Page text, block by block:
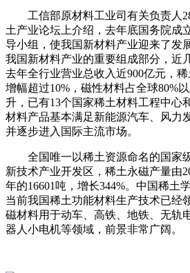
工信部原材料工业司有关负责人
土产业论坛上介绍，去年底国务院成
导小组，使我国新材料产业迎来了发
我国新材料产业的重要组成部分，近
去年全行业营业总收入近900亿元，
增幅超过10%，磁性材料占全球80%
升，已有13个国家稀土材料工程中心
材料产品基本满足新能源汽车、风力
并逐步进入国际主流市场。
全国唯一以稀土资源命名的国
新技术产业开发区，稀土永磁产量由
年的16601吨，增长344%。中国稀土
当前我国稀土功能材料生产技术已经
磁材料用于动车、高铁、地铁、无轨
器人小电机等领域，前景非常广阔。